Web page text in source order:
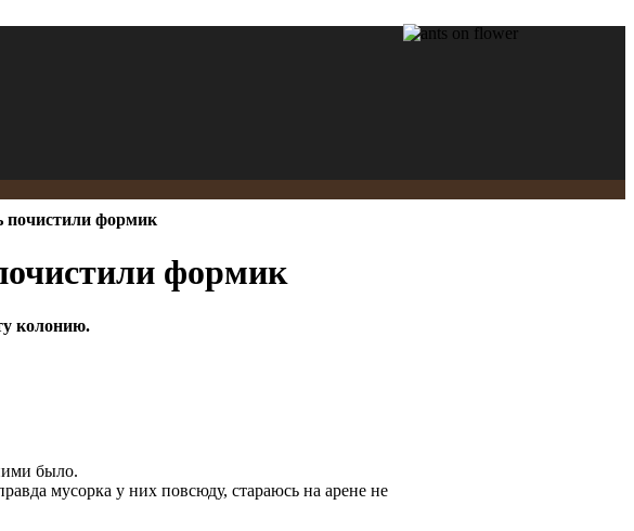
почистили формик
формик
колонию.
было.
мусорка у них повсюду, стараюсь на арене не